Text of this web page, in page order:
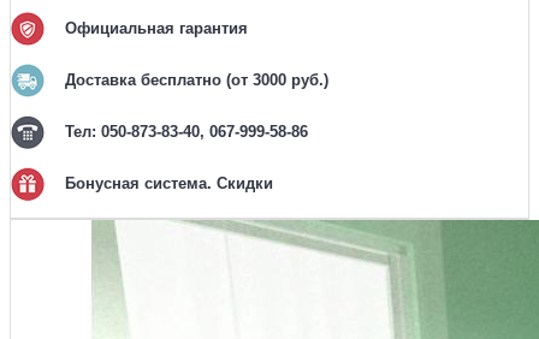
Официальная гарантия
Доставка бесплатно (от 3000 руб.)
Тел: 050-873-83-40, 067-999-58-86
Бонусная система. Скидки